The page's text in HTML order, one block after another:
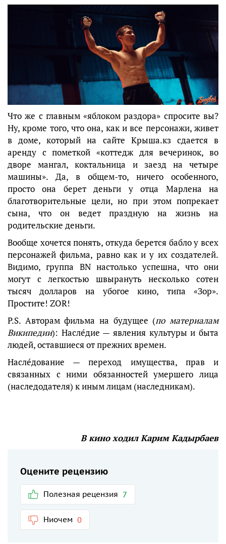
Что же с главным «яблоком раздора» спросите вы?
Ну, кроме того, что она, как и все персонажи, живет
в доме, который на сайте Крыша.кз сдается в
аренду с пометкой «коттедж для вечеринок, во
дворе мангал, коктальница и заезд на четыре
машины». Да, в общем-то, ничего особенного,
просто она берет деньги у отца Марлена на
благотворительные цели, но при этом попрекает
сына, что он ведет праздную на жизнь на
родительские деньги.
Вообще хочется понять, откуда берется бабло у всех
персонажей фильма, равно как и у их создателей.
Видимо, группа BN настолько успешна, что они
могут с легкостью швырануть несколько сотен
тысяч долларов на убогое кино, типа «Зор».
Простите! ZOR!
P.S. Авторам фильма на будущее (по материалам
Википедии): Насле́дие — явления культуры и быта
людей, оставшиеся от прежних времен.
Насле́дование — переход имущества, прав и
связанных с ними обязанностей умершего лица
(наследодателя) к иным лицам (наследникам).
В кино ходил Карим Кадырбаев
Оцените рецензию
Полезная рецензия 7
Ниочем 0